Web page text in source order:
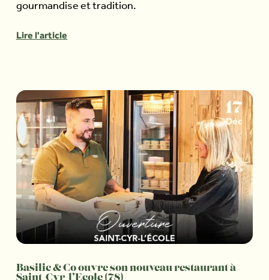
gourmandise et tradition.
Lire l'article
17
Déc
Basilic & Co ouvre son nouveau restaurant à